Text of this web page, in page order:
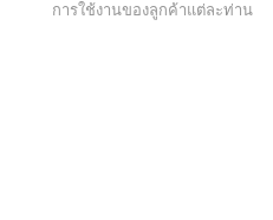
การใช้งานของลูกค้าแต่ละท่าน